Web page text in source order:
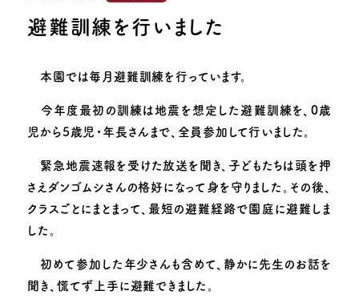
子育て支援
お知らせ 園のできごと
動画で見る追手門学院幼稚園 採用情報
お問い合わせ
避難訓練を行いました
本園では毎月避難訓練を行っています。
今年度最初の訓練は地震を想定した避難訓練を、0歳
児から5歳児・年長さんまで、全員参加して行いました。
緊急地震速報を受けた放送を聞き、子どもたちは頭を押
さえダンゴムシさんの格好になって身を守りました。その後、
クラスごとにまとまって、最短の避難経路で園庭に避難しま
した。
初めて参加した年少さんも含めて、静かに先生のお話を
聞き、慌てず上手に避難できました。